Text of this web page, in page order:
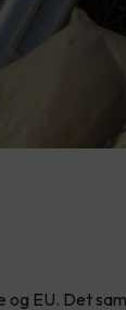
og EU. Det